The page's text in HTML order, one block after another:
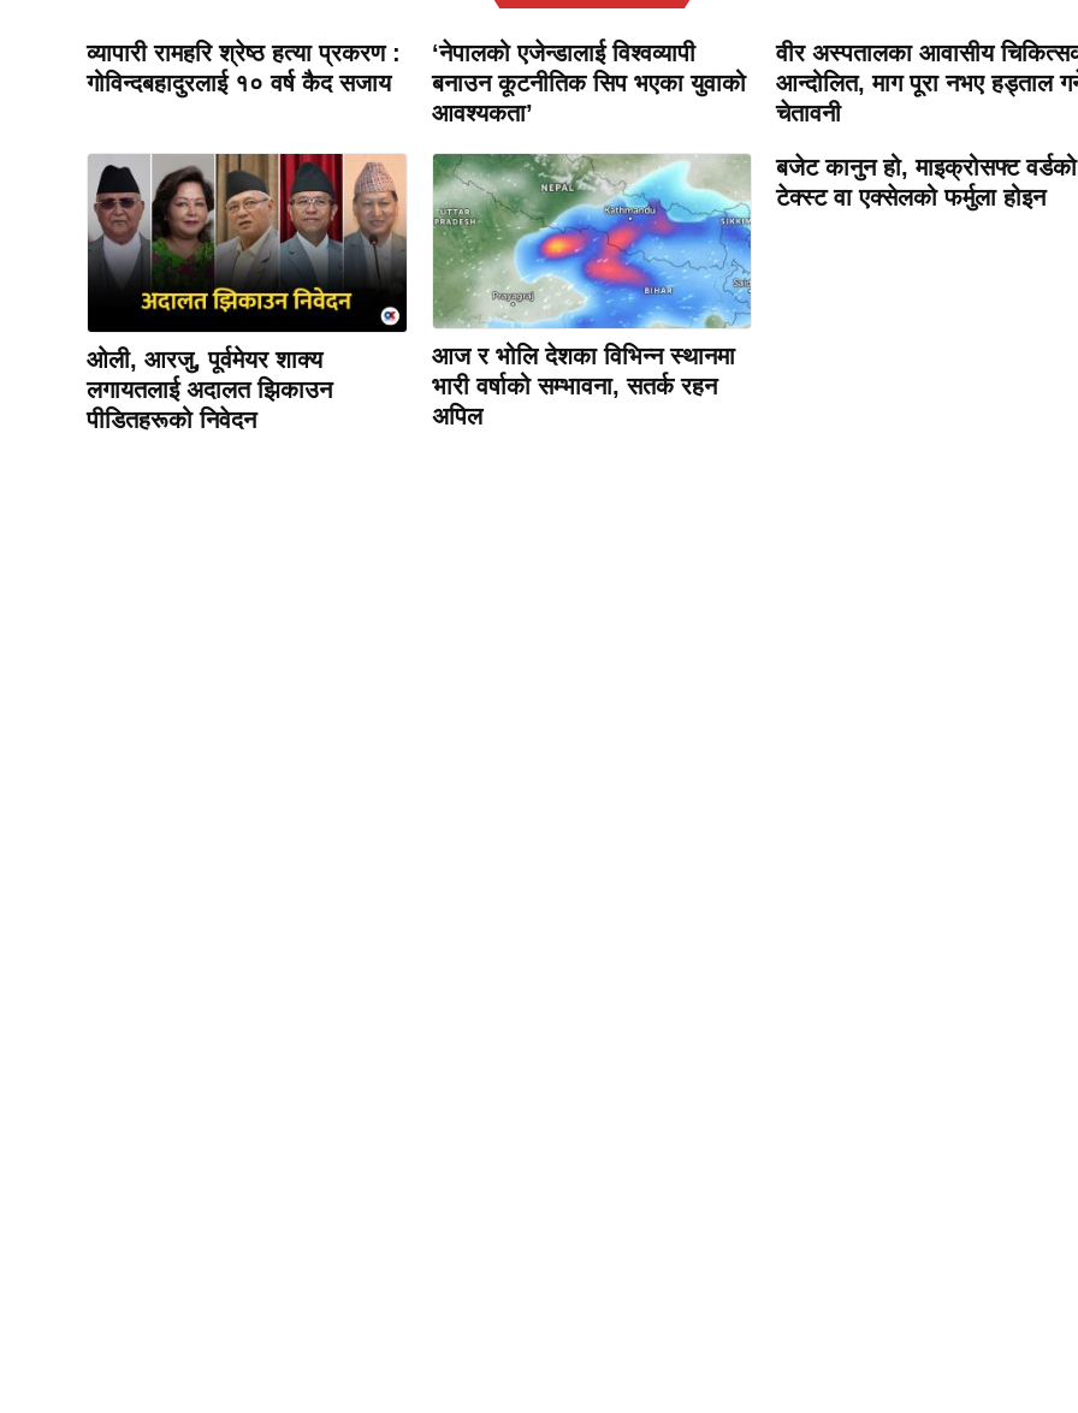
व्यापारी रामहरि श्रेष्ठ हत्या प्रकरण :
गोविन्दबहादुरलाई १० वर्ष कैद सजाय
‘नेपालको एजेन्डालाई विश्वव्यापी
बनाउन कूटनीतिक सिप भएका युवाको
आवश्यकता’
वीर अस्पतालका आवासीय
आन्दोलित, माग पूरा नभए हड्ताल
चेतावनी
ओली, आरजु, पूर्वमेयर शाक्य
लगायतलाई अदालत झिकाउन
पीडितहरूको निवेदन
आज र भोलि देशका विभिन्न स्थानमा
भारी वर्षाको सम्भावना, सतर्क रहन
अपिल
बजेट कानुन हो, माइक्रोसफ्ट वर्डको
टेक्स्ट वा एक्सेलको फर्मुला होइन